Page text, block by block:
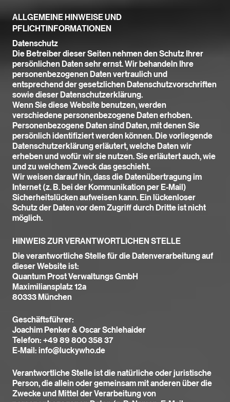
ALLGEMEINE HINWEISE UND
PFLICHTINFORMATIONEN
Datenschutz
Die Betreiber dieser Seiten nehmen den Schutz Ihrer
persönlichen Daten sehr ernst. Wir behandeln Ihre
personenbezogenen Daten vertraulich und
entsprechend der gesetzlichen Datenschutzvorschriften
sowie dieser Datenschutzerklärung.
Wenn Sie diese Website benutzen, werden
verschiedene personenbezogene Daten erhoben.
Personenbezogene Daten sind Daten, mit denen Sie
persönlich identifiziert werden können. Die vorliegende
Datenschutzerklärung erläutert, welche Daten wir
erheben und wofür wir sie nutzen. Sie erläutert auch, wie
und zu welchem Zweck das geschieht.
Wir weisen darauf hin, dass die Datenübertragung im
Internet (z. B. bei der Kommunikation per E-Mail)
Sicherheitslücken aufweisen kann. Ein lückenloser
Schutz der Daten vor dem Zugriff durch Dritte ist nicht
möglich.
HINWEIS ZUR VERANTWORTLICHEN STELLE
Die verantwortliche Stelle für die Datenverarbeitung auf
dieser Website ist:
Quantum Prost Verwaltungs GmbH
Maximiliansplatz 12a
80333 München
Geschäftsführer:
Joachim Penker & Oscar Schlehaider
Telefon: +49 89 800 358 37
E-Mail: info@luckywho.de
Verantwortliche Stelle ist die natürliche oder juristische
Person, die allein oder gemeinsam mit anderen über die
Zwecke und Mittel der Verarbeitung von